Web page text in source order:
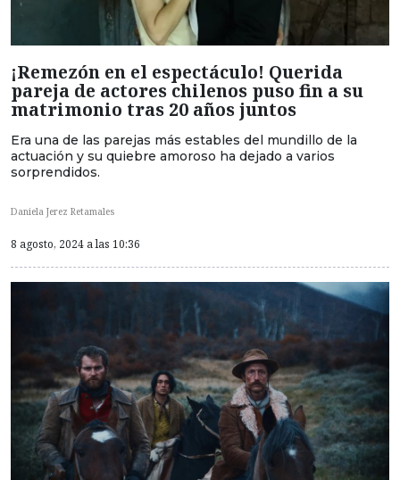
¡Remezón en el espectáculo! Querida
pareja de actores chilenos puso fin a su
matrimonio tras 20 años juntos
Era una de las parejas más estables del mundillo de la
actuación y su quiebre amoroso ha dejado a varios
sorprendidos.
Daniela Jerez Retamales
8 agosto, 2024 a las 10:36